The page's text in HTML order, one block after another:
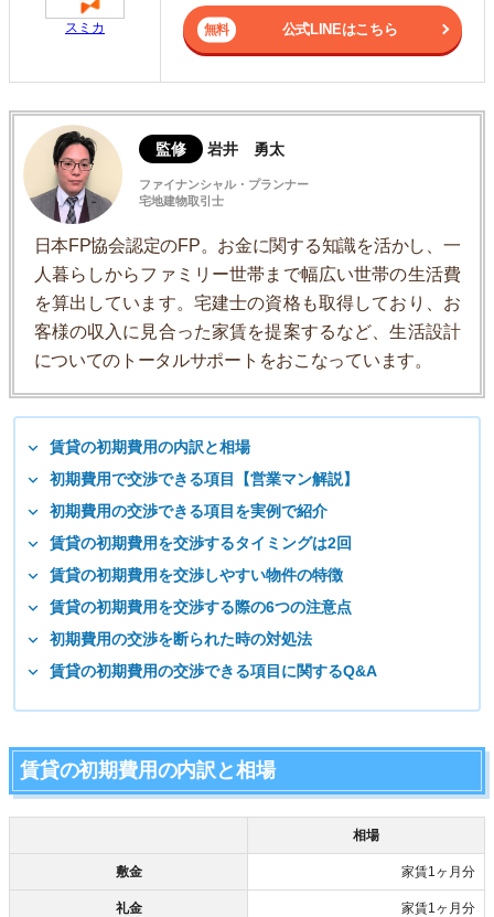
スミカ 公式LINEはこちら
監修 岩井 勇太
ファイナンシャル・プランナー
宅地建物取引士
日本FP協会認定のFP。お金に関する知識を活かし、一
人暮らしからファミリー世帯まで幅広い世帯の生活費
を算出しています。宅建士の資格も取得しており、お
客様の収入に見合った家賃を提案するなど、生活設計
についてのトータルサポートをおこなっています。
賃貸の初期費用の内訳と相場
初期費用で交渉できる項目【営業マン解説】
初期費用の交渉できる項目を実例で紹介
賃貸の初期費用を交渉するタイミングは2回
賃貸の初期費用を交渉しやすい物件の特徴
賃貸の初期費用を交渉する際の6つの注意点
初期費用の交渉を断られた時の対処法
賃貸の初期費用の交渉できる項目に関するQ&A
賃貸の初期費用の内訳と相場
相場
敷金 家賃1ヶ月分
礼金 家賃1ヶ月分